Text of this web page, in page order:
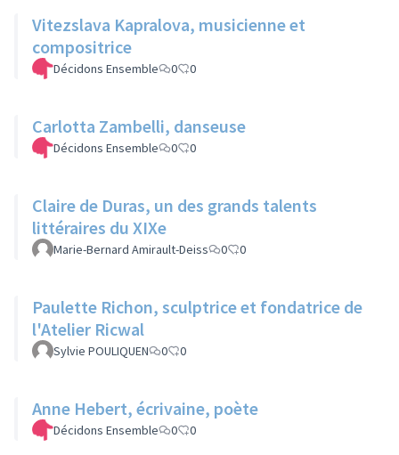
Vitezslava Kapralova, musicienne et
compositrice
Décidons Ensemble 0 0
Carlotta Zambelli, danseuse
Décidons Ensemble 0 0
Claire de Duras, un des grands talents
littéraires du XIXe
Marie-Bernard Amirault-Deiss 0 0
Paulette Richon, sculptrice et fondatrice de
l'Atelier Ricwal
Sylvie POULIQUEN 0 0
Anne Hebert, écrivaine, poète
Décidons Ensemble 0 0